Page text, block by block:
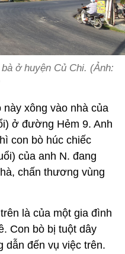
ở huyện Củ Chi. (Ảnh:
xông vào nhà của
ở đường Hẻm 9. Anh
con bò húc chiếc
của anh N. đang
chấn thương vùng
là của một gia đình
Con bò bị tuột dây
dẫn đến vụ việc trên.